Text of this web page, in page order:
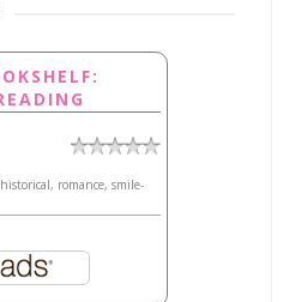
romance, smile-